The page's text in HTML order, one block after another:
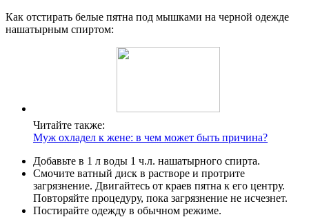
Как отстирать белые пятна под мышками на черной одежде
нашатырным спиртом:
Читайте также:
Муж охладел к жене: в чем может быть причина?
Добавьте в 1 л воды 1 ч.л. нашатырного спирта.
Смочите ватный диск в растворе и протрите
загрязнение. Двигайтесь от краев пятна к его центру.
Повторяйте процедуру, пока загрязнение не исчезнет.
Постирайте одежду в обычном режиме.